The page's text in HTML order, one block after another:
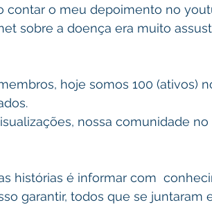
contar o meu depoimento no
sobre a doença era muito
hoje somos 100 (ativos)
nossa comunidade
histórias é informar com
garantir, todos que se juntaram